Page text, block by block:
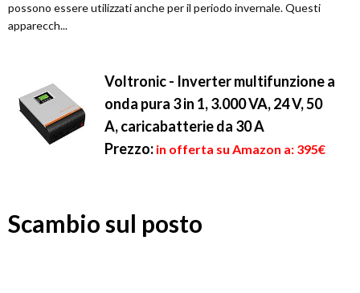
possono essere utilizzati anche per il periodo invernale. Questi
apparecch...
Voltronic - Inverter multifunzione a
onda pura 3 in 1, 3.000 VA, 24 V, 50
A, caricabatterie da 30 A
Prezzo: in offerta su Amazon a: 395€
Scambio sul posto